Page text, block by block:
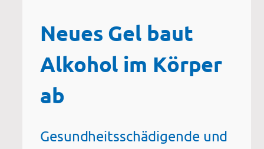
Neues Gel baut
Alkohol im Körper
ab
Gesundheitsschädigende und